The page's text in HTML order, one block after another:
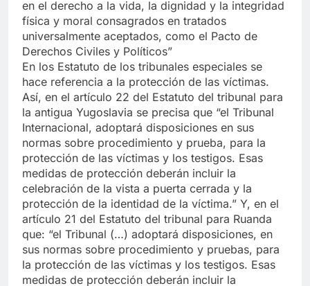
en el derecho a la vida, la dignidad y la integridad
física y moral consagrados en tratados
universalmente aceptados, como el Pacto de
Derechos Civiles y Políticos”
En los Estatuto de los tribunales especiales se
hace referencia a la protección de las víctimas.
Así, en el artículo 22 del Estatuto del tribunal para
la antigua Yugoslavia se precisa que “el Tribunal
Internacional, adoptará disposiciones en sus
normas sobre procedimiento y prueba, para la
protección de las víctimas y los testigos. Esas
medidas de protección deberán incluir la
celebración de la vista a puerta cerrada y la
protección de la identidad de la víctima.” Y, en el
artículo 21 del Estatuto del tribunal para Ruanda
que: “el Tribunal (…) adoptará disposiciones, en
sus normas sobre procedimiento y pruebas, para
la protección de las víctimas y los testigos. Esas
medidas de protección deberán incluir la